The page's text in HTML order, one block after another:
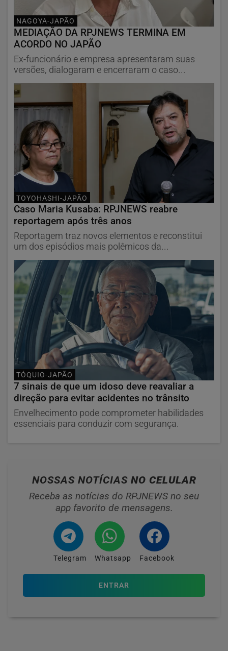
NAGOYA-JAPÃO
MEDIAÇÃO DA RPJNEWS TERMINA EM
ACORDO NO JAPÃO
Ex-funcionário e empresa apresentaram suas
versões, dialogaram e encerraram o caso...
TOYOHASHI-JAPÃO
Caso Maria Kusaba: RPJNEWS reabre
reportagem após três anos
Reportagem traz novos elementos e reconstitui
um dos episódios mais polêmicos da...
TÓQUIO-JAPÃO
7 sinais de que um idoso deve reavaliar a
direção para evitar acidentes no trânsito
Envelhecimento pode comprometer habilidades
essenciais para conduzir com segurança.
NOSSAS NOTÍCIAS NO CELULAR
Receba as notícias do RPJNEWS no seu
app favorito de mensagens.
Telegram Whatsapp Facebook
ENTRAR